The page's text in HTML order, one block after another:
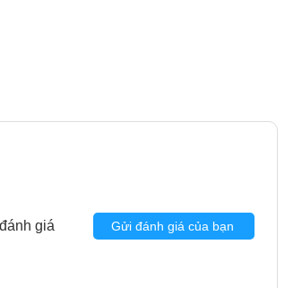
giá Gửi đánh giá của bạn